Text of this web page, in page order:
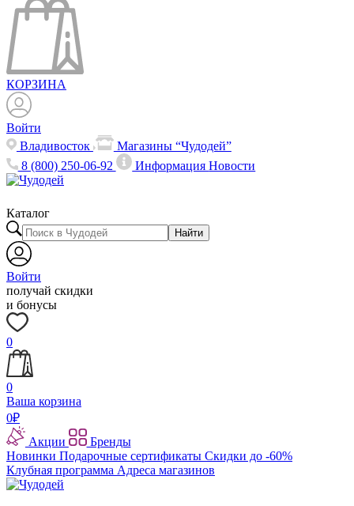
КОРЗИНА
Войти
Владивосток
Магазины “Чудодей”
8 (800) 250-06-92
ИнформацияНовости
Каталог
Найти
Войти
получай скидки
и бонусы
0
0
Ваша корзина
0₽
Акции
Бренды
Новинки Подарочные сертификаты Скидки до -60%
Клубная программа Адреса магазинов